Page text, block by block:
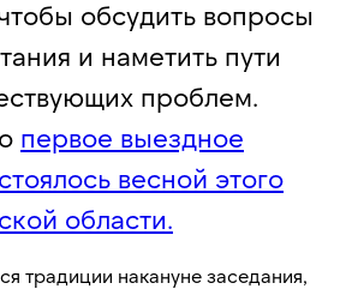
обсудить вопросы
и наметить пути
проблем.
первое выездное
весной этого
области.
традиции накануне заседания,